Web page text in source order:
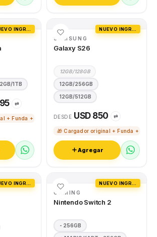
1TB
⇄
+ Funda + Vidrio templado
SAMSUNG
Galaxy S26
12GB/128GB
12GB/256GB
12GB/512GB
DESDE USD 850 ⇄
🎁 Cargador original + Funda +
Agregar
GAMING
Nintendo Switch 2
- 256GB